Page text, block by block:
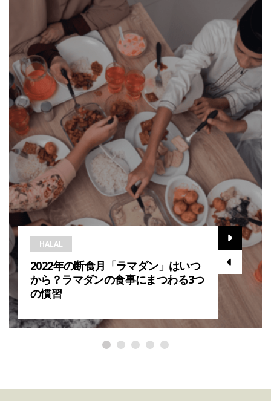
HALAL
2022年の断食月「ラマダン」はいつ
から？ラマダンの食事にまつわる3つ
の慣習